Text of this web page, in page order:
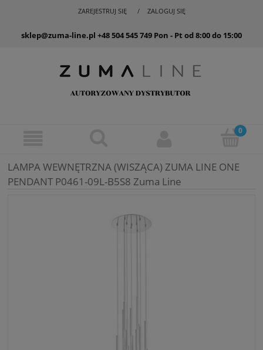
ZAREJESTRUJ SIĘ ZALOGUJ SIĘ
sklep@zuma-line.pl +48 504 545 749 Pon - Pt od 8:00 do 15:00
LAMPA WEWNĘTRZNA (WISZĄCA) ZUMA LINE ONE
PENDANT P0461-09L-B5S8 Zuma Line